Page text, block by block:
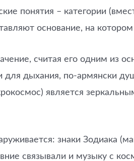
понятия – категории
основание, на
считая его одним из
дыхания, по-армянски
является
знаки Зодиака
связывали и музыку с